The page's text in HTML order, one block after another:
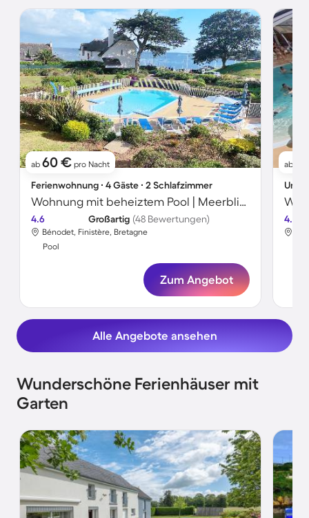
ab 60 € pro Nacht
Ferienwohnung ∙ 4 Gäste ∙ 2 Schlafzimmer
Wohnung mit beheiztem Pool | Meerblick
4.6 Großartig (48 Bewertungen)
Bénodet, Finistère, Bretagne
Pool
Zum Angebot
ab
4.3
Alle Angebote ansehen
Wunderschöne Ferienhäuser mit
Garten